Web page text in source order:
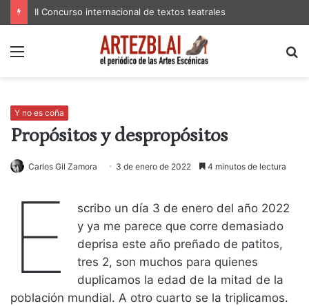
II Concurso internacional de textos teatrales
Menú
Y no es coña
Propósitos y despropósitos
Carlos Gil Zamora 3 de enero de 2022 4 minutos de lectura
E
scribo un día 3 de enero del año 2022
y ya me parece que corre demasiado
deprisa este año preñado de patitos,
tres 2, son muchos para quienes
duplicamos la edad de la mitad de la
población mundial. A otro cuarto se la triplicamos.